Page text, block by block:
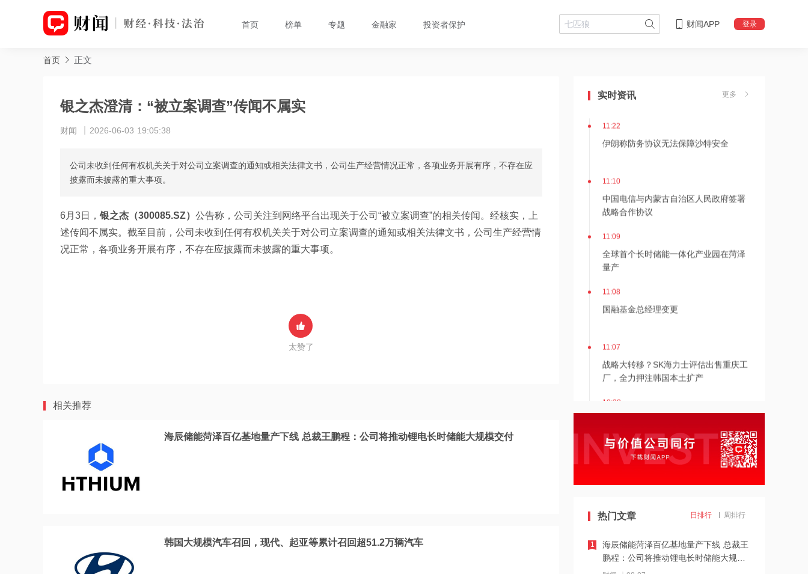
首页 榜单 专题 金融家 投资者保护 财闻APP 登录
首页 正文
银之杰澄清：“被立案调查”传闻不属实
财闻 2026-06-03 19:05:38
公司未收到任何有权机关关于对公司立案调查的通知或相关法律文书，公司生产经营情况正常，各项业务开展有序，不存在应
披露而未披露的重大事项。
6月3日， 银之杰（300085.SZ） 公告称，公司关注到网络平台出现关于公司“被立案调查”的相关传闻。经核实，上
述传闻不属实。截至目前，公司未收到任何有权机关关于对公司立案调查的通知或相关法律文书，公司生产经营情
况正常，各项业务开展有序，不存在应披露而未披露的重大事项。
太赞了
相关推荐
海辰储能菏泽百亿基地量产下线 总裁王鹏程：公司将推动锂电长时储能大规模交付
韩国大规模汽车召回，现代、起亚等累计召回超51.2万辆汽车
实时资讯 更多
密递表，最早11月登陆美股
11:22
伊朗称防务协议无法保障沙特安全
11:10
中国电信与内蒙古自治区人民政府签署
战略合作协议
11:09
全球首个长时储能一体化产业园在菏泽
量产
11:08
国融基金总经理变更
11:07
战略大转移？SK海力士评估出售重庆工
厂，全力押注韩国本土扩产
10:38
宁波机场即将停航，江浙沪一带受台
10:37
10:36
板相关ETF
10:34
热门文章 日排行 周排行
海辰储能菏泽百亿基地量产下线 总裁王
鹏程：公司将推动锂电长时储能大规模
交付
1